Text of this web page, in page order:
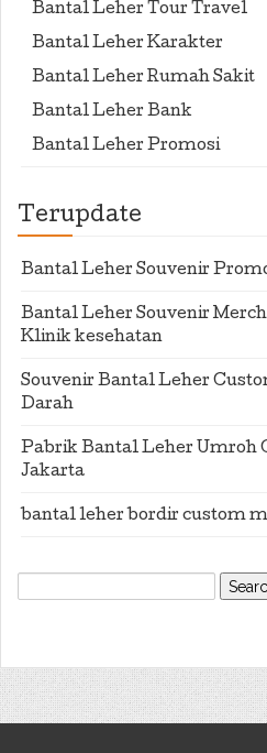
Bantal Leher Tour Travel
Bantal Leher Karakter
Bantal Leher Rumah Sakit
Bantal Leher Bank
Bantal Leher Promosi
Terupdate
Bantal Leher Souvenir
Bantal Leher Souvenir
Klinik kesehatan
Souvenir Bantal Leher
Darah
Pabrik Bantal Leher Umroh
Jakarta
bantal leher bordir custom
Search
for: